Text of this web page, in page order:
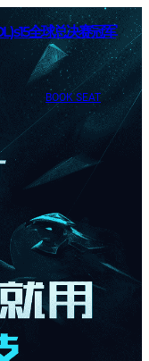
全球总决赛冠军
BOOK SEAT